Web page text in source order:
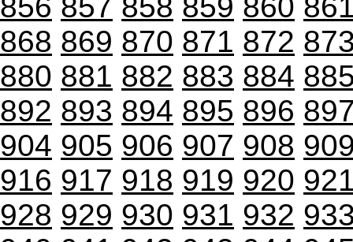
868 869 870 871 872
880 881 882 883 884
892 893 894 895 896
904 905 906 907 908
916 917 918 919 920
928 929 930 931 932